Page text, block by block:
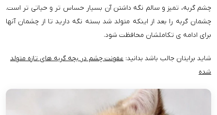
چشم گربه، تمیز و سالم نگه داشتن آن بسیار حساس تر و حیاتی تر است.
چشمان گربه را بعد از اینکه متولد شد بسته نگه دارید تا از چشمان آنها
برای ادامه ی تکاملشان محافظت شود.
شاید برایتان جالب باشد بدانید: عفونت چشم در بچه گربه های تازه متولد
شده